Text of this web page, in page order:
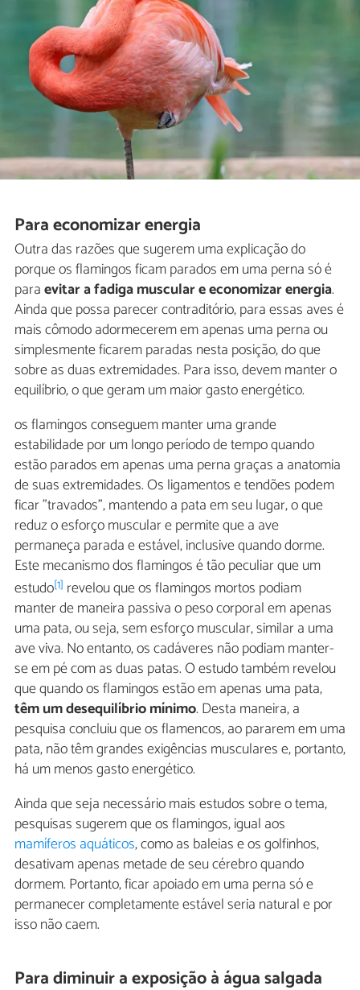
Para economizar energia
Outra das razões que sugerem uma explicação do
porque os flamingos ficam parados em uma perna só é
paraevitar a fadiga muscular e economizar energia.
Ainda que possa parecer contraditório, para essas aves é
mais cômodo adormecerem em apenas uma perna ou
simplesmente ficarem paradas nesta posição, do que
sobre as duas extremidades. Para isso, devem manter o
equilíbrio, o que geram um maior gasto energético.
os flamingos conseguem manter uma grande
estabilidade por um longo período de tempo quando
estão parados em apenas uma perna graças a anatomia
de suas extremidades. Os ligamentos e tendões podem
ficar "travados", mantendo a pata em seu lugar, o que
reduz o esforço muscular e permite que a ave
permaneça parada e estável, inclusive quando dorme.
Este mecanismo dos flamingos é tão peculiar que um
estudo[1] revelou que os flamingos mortos podiam
manter de maneira passiva o peso corporal em apenas
uma pata, ou seja, sem esforço muscular, similar a uma
ave viva. No entanto, os cadáveres não podiam manter-
se em pé com as duas patas. O estudo também revelou
que quando os flamingos estão em apenas uma pata,
têm um desequilíbrio mínimo. Desta maneira, a
pesquisa concluiu que os flamencos, ao pararem em uma
pata, não têm grandes exigências musculares e, portanto,
há um menos gasto energético.
Ainda que seja necessário mais estudos sobre o tema,
pesquisas sugerem que os flamingos, igual aos
mamíferos aquáticos, como as baleias e os golfinhos,
desativam apenas metade de seu cérebro quando
dormem. Portanto, ficar apoiado em uma perna só e
permanecer completamente estável seria natural e por
isso não caem.
Para diminuir a exposição à água salgada